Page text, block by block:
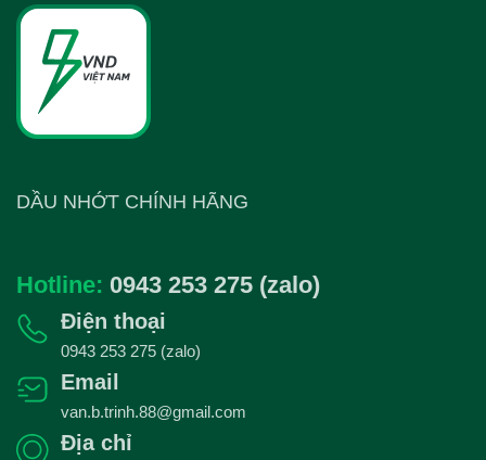
DẦU NHỚT CHÍNH HÃNG
Hotline: 0943 253 275 (zalo)
Điện thoại
0943 253 275 (zalo)
Email
van.b.trinh.88@gmail.com
Địa chỉ